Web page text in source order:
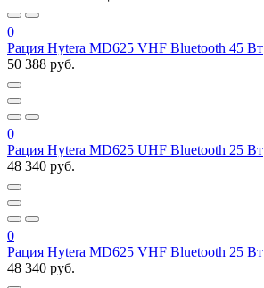
0
Рация Hytera MD625 VHF Bluetooth 45 Вт
50 388 руб.
0
Рация Hytera MD625 UHF Bluetooth 25 Вт
48 340 руб.
0
Рация Hytera MD625 VHF Bluetooth 25 Вт
48 340 руб.